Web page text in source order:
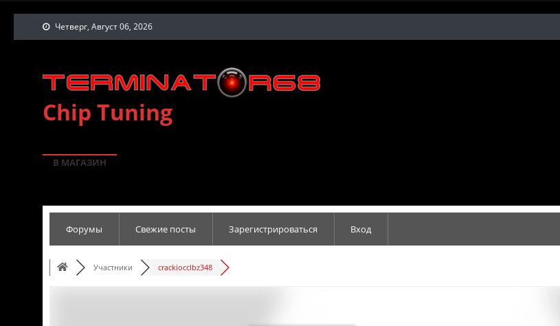
Четверг, Август 06, 2026
Chip Tuning
В МАГАЗИН
Форумы Свежие посты Зарегистрироваться Вход
Участники crackiocclbz348